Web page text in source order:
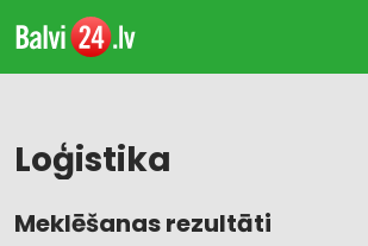
Loģistika
Visas nozares
Meklēšanas rezultāti